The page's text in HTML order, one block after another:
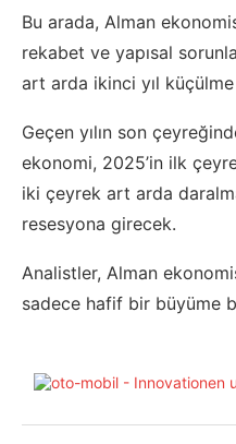
Bu arada, Alman
rekabet ve yapısal
art arda ikinci yıl
Geçen yılın son
ekonomi, 2025’in ilk
iki çeyrek art arda
resesyona girecek.
Analistler, Alman
sadece hafif bir büyüme